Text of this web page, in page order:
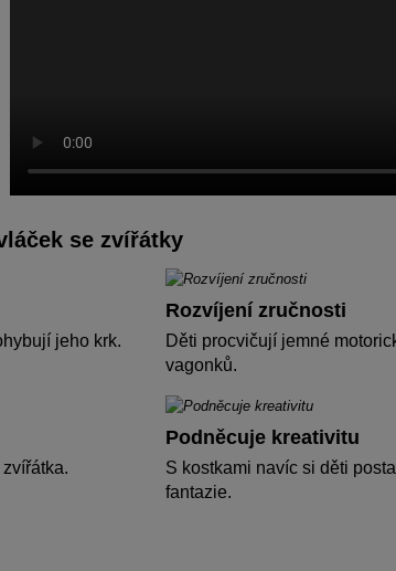
se zvířátky
jeho krk.
Rozvíjení zručnosti
Děti procvičují jemné
vagonků.
Podněcuje kreativitu
S kostkami navíc si děti
fantazie.